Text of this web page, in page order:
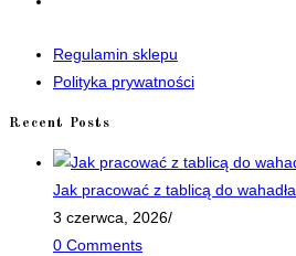
new
tab
Regulamin sklepu
Polityka prywatności
Recent Posts
Jak pracować z tablicą do wahadła
3 czerwca, 2026/
0 Comments